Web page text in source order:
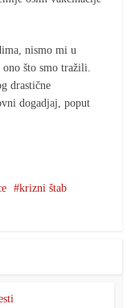
nismo mi u
što smo tražili.
drastične
dogadjaj, poput
krizni štab